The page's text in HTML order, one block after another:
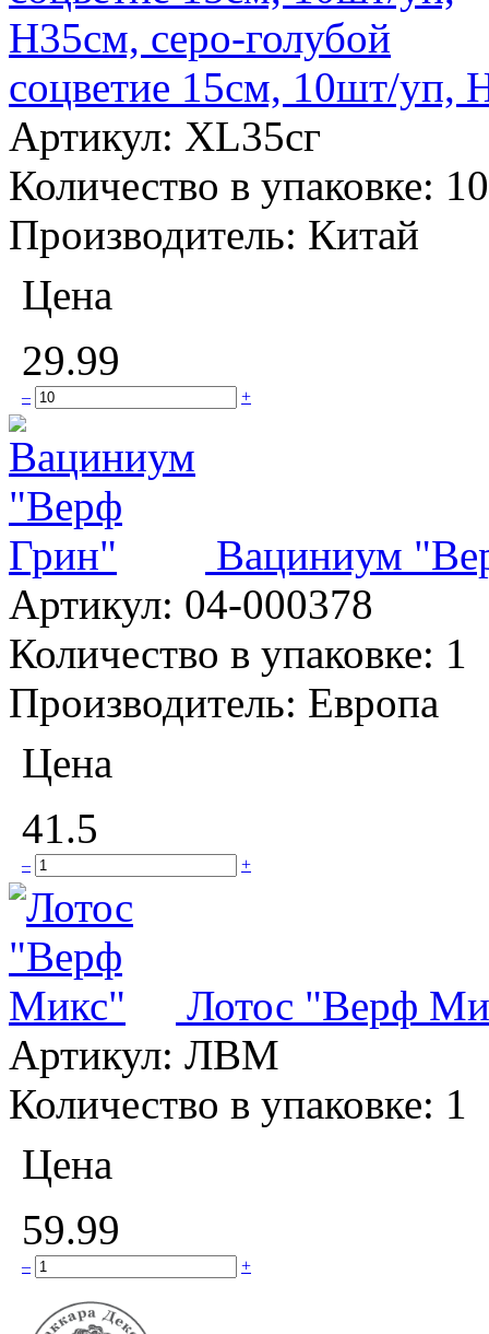
соцветие 15см, 10шт/уп,
Артикул: XL35сг
Количество в упаковке: 10
Производитель: Китай
Цена
29.99
– +
Вациниум
Артикул: 04-000378
Количество в упаковке: 1
Производитель: Европа
Цена
41.5
– +
Лотос "Верф
Артикул: ЛВМ
Количество в упаковке: 1
Цена
59.99
– +